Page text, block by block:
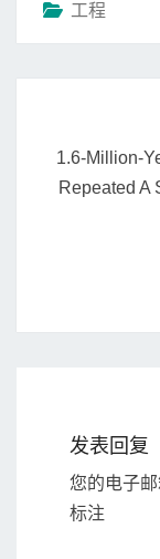
工程
Repeated A
发表回复
您的电子邮
标注